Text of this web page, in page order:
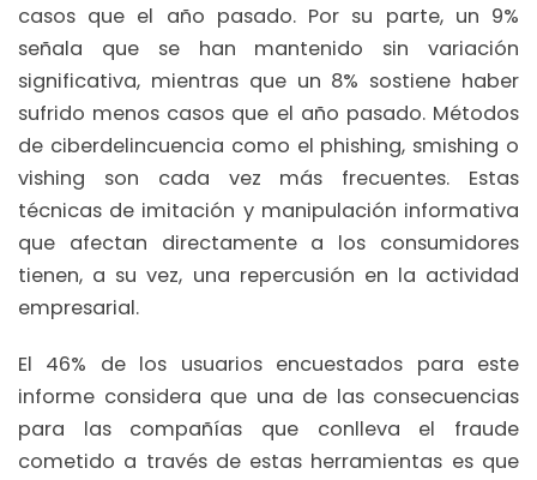
casos que el año pasado. Por su parte, un 9%
señala que se han mantenido sin variación
significativa, mientras que un 8% sostiene haber
sufrido menos casos que el año pasado. Métodos
de ciberdelincuencia como el phishing, smishing o
vishing son cada vez más frecuentes. Estas
técnicas de imitación y manipulación informativa
que afectan directamente a los consumidores
tienen, a su vez, una repercusión en la actividad
empresarial.
El 46% de los usuarios encuestados para este
informe considera que una de las consecuencias
para las compañías que conlleva el fraude
cometido a través de estas herramientas es que